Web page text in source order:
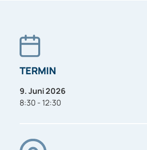
TERMIN
9. Juni 2026
8:30 - 12:30